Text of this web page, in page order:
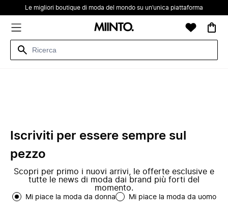
Le migliori boutique di moda del mondo su un’unica piattaforma
Iscriviti per essere sempre sul
pezzo
Scopri per primo i nuovi arrivi, le offerte esclusive e
tutte le news di moda dai brand più forti del
momento.
Mi piace la moda da donna Mi piace la moda da uomo